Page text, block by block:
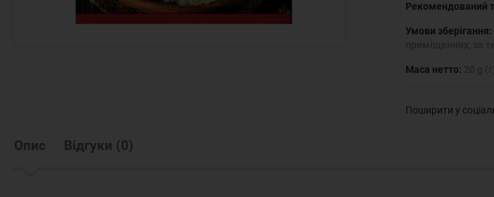
Рекомендований
Умови зберігання:
Маса нетто:
Поширити у
Опис Відгуки (0)